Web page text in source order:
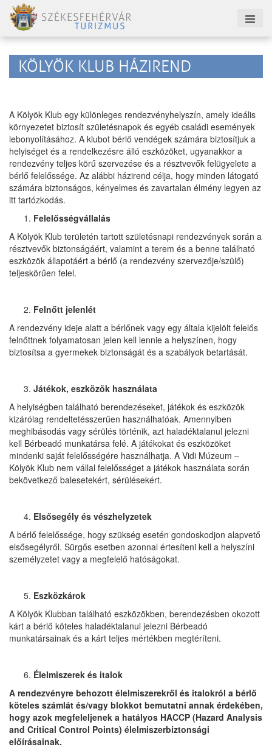
KÖLYÖK KLUB HÁZIREND
A Kölyök Klub egy különleges rendezvényhelyszín, amely ideális
környezetet biztosít születésnapok és egyéb családi események
lebonyolításához. A klubot bérlő vendégek számára biztosítjuk a
helyiséget és a rendelkezésre álló eszközöket, ugyanakkor a
rendezvény teljes körű szervezése és a résztvevők felügyelete a
bérlő felelőssége. Az alábbi házirend célja, hogy minden látogató
számára biztonságos, kényelmes és zavartalan élmény legyen az
itt tartózkodás.
Felelősségvállalás
A Kölyök Klub területén tartott születésnapi rendezvények során a
résztvevők biztonságáért, valamint a terem és a benne található
eszközök állapotáért a bérlő (a rendezvény szervezője/szülő)
teljeskörűen felel.
Felnőtt jelenlét
A rendezvény ideje alatt a bérlőnek vagy egy általa kijelölt felelős
felnőttnek folyamatosan jelen kell lennie a helyszínen, hogy
biztosítsa a gyermekek biztonságát és a szabályok betartását.
Játékok, eszközök használata
A helyiségben található berendezéseket, játékok és eszközök
kizárólag rendeltetésszerűen használhatóak. Amennyiben
meghibásodás vagy sérülés történik, azt haladéktalanul jelezni
kell Bérbeadó munkatársa felé. A játékokat és eszközöket
mindenki saját felelősségére használhatja. A Vidi Múzeum –
Kölyök Klub nem vállal felelősséget a játékok használata során
bekövetkező balesetekért, sérülésekért.
Elsősegély és vészhelyzetek
A bérlő felelőssége, hogy szükség esetén gondoskodjon alapvető
elsősegélyről. Sürgős esetben azonnal értesíteni kell a helyszíni
személyzetet vagy a megfelelő hatóságokat.
Eszközkárok
A Kölyök Klubban található eszközökben, berendezésben okozott
kárt a bérlő köteles haladéktalanul jelezni Bérbeadó
munkatársainak és a kárt teljes mértékben megtéríteni.
Élelmiszerek és italok
A rendezvényre behozott élelmiszerekről és italokról a bérlő
köteles számlát és/vagy blokkot bemutatni annak érdekében,
hogy azok megfeleljenek a hatályos HACCP (Hazard Analysis
and Critical Control Points) élelmiszerbiztonsági
előírásainak.